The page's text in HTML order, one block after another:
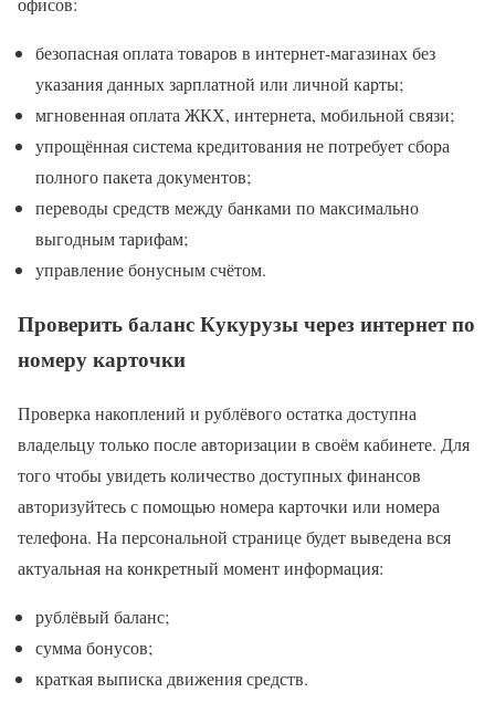
безопасная оплата товаров в интернет-магазинах без
указания данных зарплатной или личной карты;
мгновенная оплата ЖКХ, интернета, мобильной связи;
упрощённая система кредитования не потребует сбора
полного пакета документов;
переводы средств между банками по максимально
выгодным тарифам;
управление бонусным счётом.
Проверить баланс Кукурузы через интернет по
номеру карточки
Проверка накоплений и рублёвого остатка доступна
владельцу только после авторизации в своём кабинете. Для
того чтобы увидеть количество доступных финансов
авторизуйтесь с помощью номера карточки или номера
телефона. На персональной странице будет выведена вся
актуальная на конкретный момент информация:
рублёвый баланс;
сумма бонусов;
краткая выписка движения средств.